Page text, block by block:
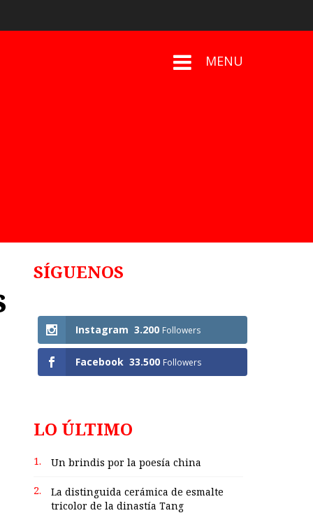
MENU
SÍGUENOS
Instagram 3.200 Followers
Facebook 33.500 Followers
LO ÚLTIMO
1. Un brindis por la poesía china
2.
La distinguida cerámica de esmalte
tricolor de la dinastía Tang